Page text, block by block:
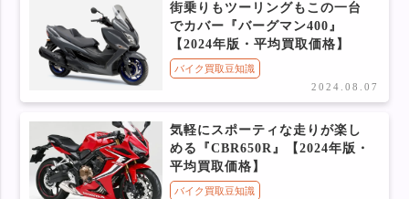
街乗りもツーリングもこの一台
でカバー『バーグマン400』
【2024年版・平均買取価格】
バイク買取豆知識
2024.08.07
気軽にスポーティな走りが楽し
める『CBR650R』【2024年版・
平均買取価格】
バイク買取豆知識